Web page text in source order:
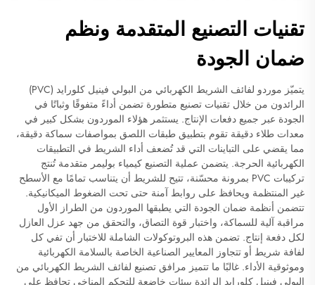
تقنيات التصنيع المتقدمة ونظم
ضمان الجودة
يتميّز موردو لفائف الشريط الكهربائي من البولي فينيل كلورايد (PVC)
الرائدون من خلال تقنيات تصنيع متطورة تضمن أداءً متفوقًا وثباتًا في
الجودة عبر جميع دفعات الإنتاج. يستثمر هؤلاء الموردون بشكل كبير في
معدات طلاء دقيقة تقوم بتطبيق طبقات اللصق بمواصفات سماكة دقيقة،
مما يقضي على التباينات التي قد تُضعف أداء الشريط في التطبيقات
الكهربائية الحرجة. يتضمن عملية التصنيع كيمياء بوليمر متقدمة تُنتج
تركيبات PVC بمرونة محسّنة، تتيح للشريط أن يتناسب تمامًا مع الأسطح
غير المنتظمة ويحافظ على روابط آمنة حتى تحت الضغوط الميكانيكية.
تتضمن أنظمة ضمان الجودة التي يطبقها الموردون من الطراز الأول
مراقبة آلية للسماكة، واختبار قوة التصاق، والتحقق من جهد عزل العازل
لكل دفعة إنتاج. تضمن هذه البروتوكولات الشاملة للاختبار أن تفي كل
لفافة شريط أو تتجاوز المعايير الصناعية الخاصة بالسلامة الكهربائية
وموثوقية الأداء. غالبًا ما تتميز مرافق تصنيع لفائف الشريط الكهربائي من
البولي فينيل كلورايد الرائدة ببيئات خاضعة للتحكم المناخي تحافظ على